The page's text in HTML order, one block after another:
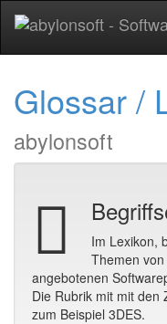
Glossar /
abylonsoft
Im Lexikon,
Themen
angebotenen
Die Rubrik mit mit den
zum Beispiel 3DES.